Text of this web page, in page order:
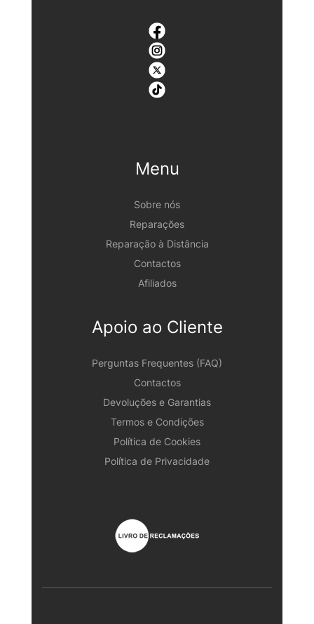
Menu
Sobre nós
Reparações
Reparação à Distância
Contactos
Afiliados
Apoio ao Cliente
Perguntas Frequentes (FAQ)
Contactos
Devoluções e Garantias
Termos e Condições
Política de Cookies
Política de Privacidade